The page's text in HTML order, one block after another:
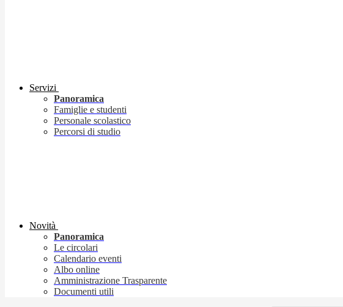
Servizi
Panoramica
Famiglie e studenti
Personale scolastico
Percorsi di studio
Novità
Panoramica
Le circolari
Calendario eventi
Albo online
Amministrazione Trasparente
Documenti utili